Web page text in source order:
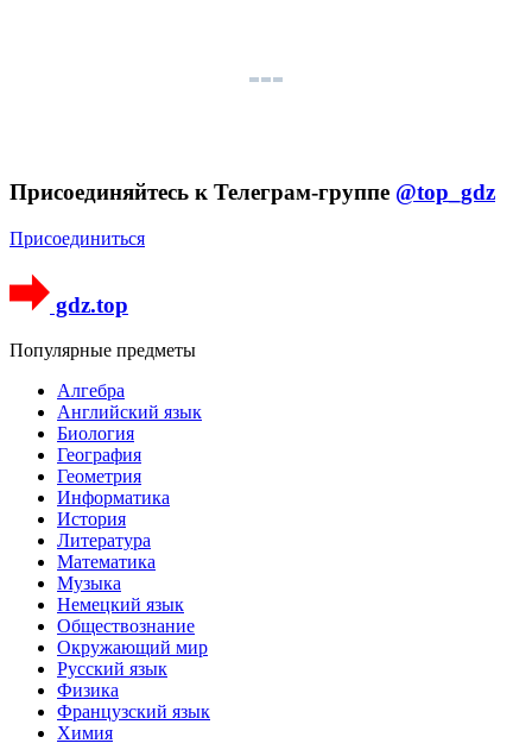
Присоединяйтесь к Телеграм-группе @top_gdz
Присоединиться
gdz.top
Популярные предметы
Алгебра
Английский язык
Биология
География
Геометрия
Информатика
История
Литература
Математика
Музыка
Немецкий язык
Обществознание
Окружающий мир
Русский язык
Физика
Французский язык
Химия